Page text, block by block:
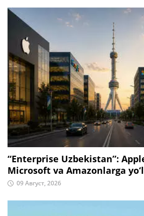
“Enterprise Uzbekistan”:
Microsoft va Amazonlarga
09 Август, 2026